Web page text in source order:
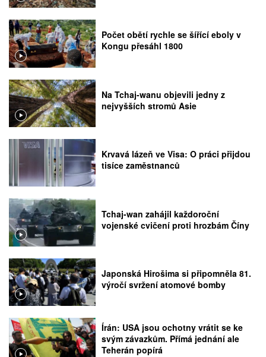
Počet obětí rychle se šířící eboly v
Kongu přesáhl 1800
Na Tchaj-wanu objevili jedny z
nejvyšších stromů Asie
Krvavá lázeň ve Visa: O práci přijdou
tisíce zaměstnanců
Tchaj-wan zahájil každoroční
vojenské cvičení proti hrozbám Číny
Japonská Hirošima si připomněla 81.
výročí svržení atomové bomby
Írán: USA jsou ochotny vrátit se ke
svým závazkům. Přímá jednání ale
Teherán popírá